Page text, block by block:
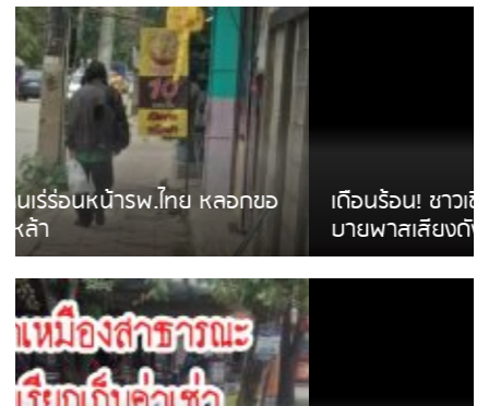
เดือนร้อน! ชาวเชียงรายบ่นรถ Isuzu สีขาวซิ่ง
บายพาสเสียงดังสร้างความรำคาญ